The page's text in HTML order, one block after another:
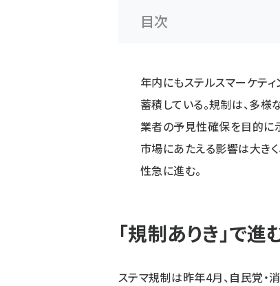
目次
年内にもステルスマーケテ
蓄積している。規制は、多様
業者の予見性確保を目的に
市場にあたえる影響は大き
性急に進む。
「規制ありき」で進
ステマ規制は昨年4月、自民党